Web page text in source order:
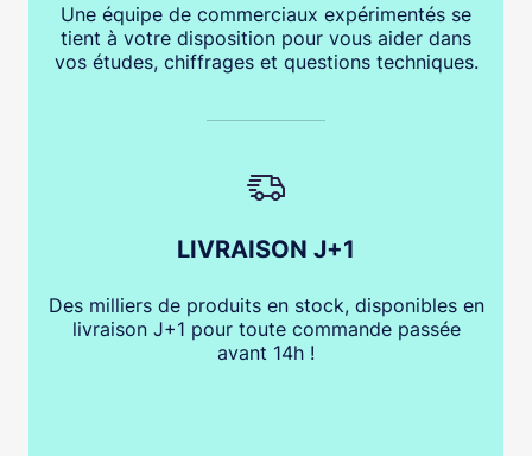
Une équipe de commerciaux expérimentés se
tient à votre disposition pour vous aider dans
vos études, chiffrages et questions techniques.
LIVRAISON J+1
Des milliers de produits en stock, disponibles en
livraison J+1 pour toute commande passée
avant 14h !